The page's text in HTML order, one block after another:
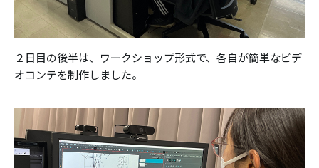
２日目の後半は、ワークショップ形式で、各自が簡単なビデ
オコンテを制作しました。